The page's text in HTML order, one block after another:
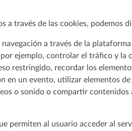
a través de las cookies, podemos
a través de la
ejemplo, controlar el tráfico y la
restringido, recordar los
un evento, utilizar elementos de
o sonido o compartir contenidos
permiten al usuario acceder al